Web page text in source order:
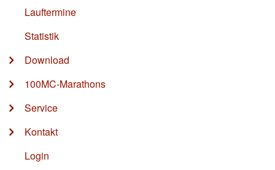
Lauftermine
Statistik
Download
100MC-Marathons
Service
Kontakt
Login